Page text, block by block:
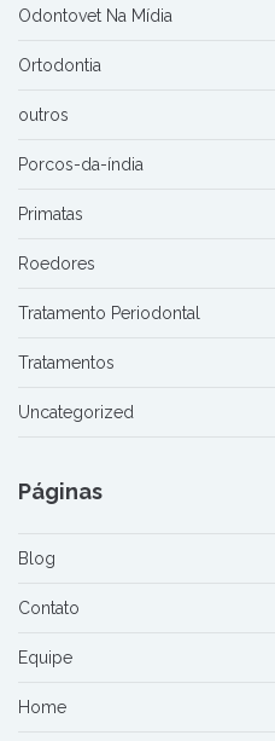
Odontovet Na Mídia
Ortodontia
outros
Porcos-da-índia
Primatas
Roedores
Tratamento Periodontal
Tratamentos
Uncategorized
Páginas
Blog
Contato
Equipe
Home